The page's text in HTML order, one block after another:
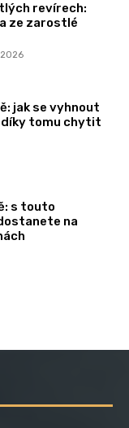
revírech:
ze zarostlé
jak se vyhnout
díky tomu chytit
s touto
na